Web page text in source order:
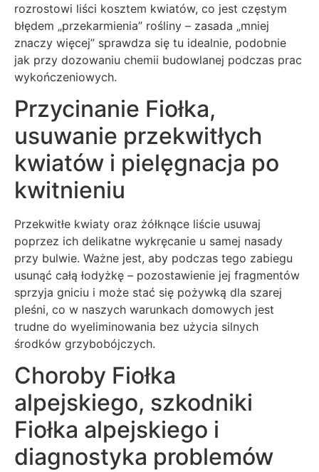
rozrostowi liści kosztem kwiatów, co jest częstym
błędem „przekarmienia” rośliny – zasada „mniej
znaczy więcej” sprawdza się tu idealnie, podobnie
jak przy dozowaniu chemii budowlanej podczas prac
wykończeniowych.
Przycinanie Fiołka,
usuwanie przekwitłych
kwiatów i pielęgnacja po
kwitnieniu
Przekwitłe kwiaty oraz żółknące liście usuwaj
poprzez ich delikatne wykręcanie u samej nasady
przy bulwie. Ważne jest, aby podczas tego zabiegu
usunąć całą łodyżkę – pozostawienie jej fragmentów
sprzyja gniciu i może stać się pożywką dla szarej
pleśni, co w naszych warunkach domowych jest
trudne do wyeliminowania bez użycia silnych
środków grzybobójczych.
Choroby Fiołka
alpejskiego, szkodniki
Fiołka alpejskiego i
diagnostyka problemów